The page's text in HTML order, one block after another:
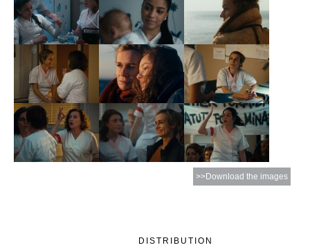
>>Download the images
DISTRIBUTION